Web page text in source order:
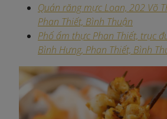
Quán răng mực Loan, 202 Võ
Phan Thiết, Bình Thuận
Phố ẩm thực Phan Thiết, trục
Bình Hưng, Phan Thiết, Bình